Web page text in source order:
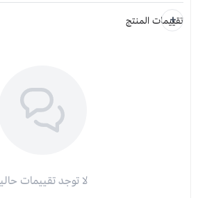
تقييمات المنتج
لا توجد تقييمات حاليا